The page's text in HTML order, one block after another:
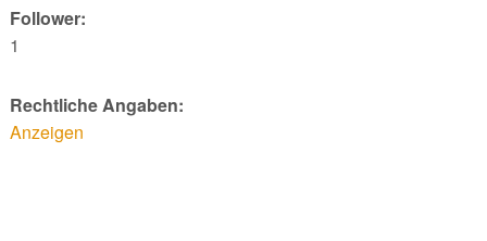
Follower:
1
Rechtliche Angaben:
Anzeigen